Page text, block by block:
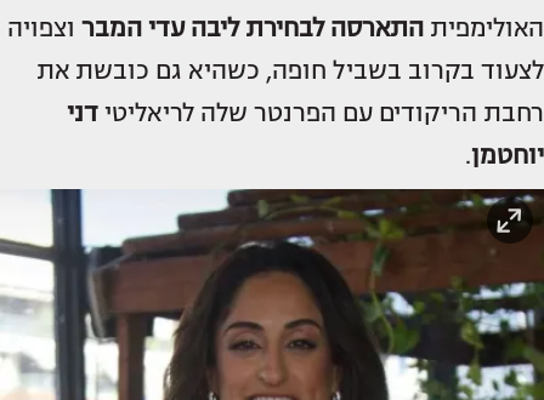
האולימפית התארסה לבחירת ליבה עדי המבר וצפויה
לצעוד בקרוב בשביל חופה, כשהיא גם כובשת את
רחבת הריקודים עם הפרנטר שלה לריאליטי דני
יוחטמן.